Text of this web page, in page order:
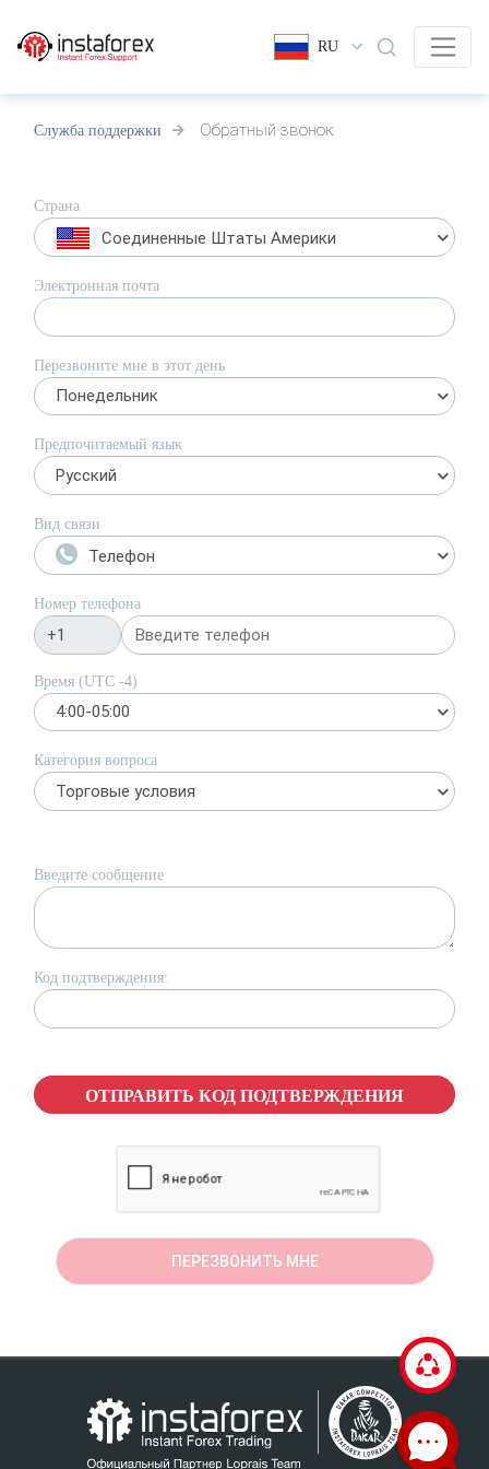
RU
Служба поддержки Обратный звонок
Страна
Соединенные Штаты Америки
Электронная почта
Перезвоните мне в этот день
Понедельник
Предпочитаемый язык
Русский
Вид связи
Телефон
Номер телефона
Время (UTC -4)
4:00-05:00
Категория вопроса
Торговые условия
Введите сообщение
Код подтверждения:
ОТПРАВИТЬ КОД ПОДТВЕРЖДЕНИЯ